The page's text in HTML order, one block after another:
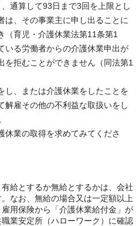
通算して93日まで3回を上限とし
は、その事業主に申し出ることに
（育児・介護休業法第11条第1
いる労働者からの介護休業申出が
を拒むことができません（同法第1
し、または介護休業をしたことを
解雇その他の不利益な取扱いをし
休業の取得を求めてみてくださ
給とするか無給とするかは、会社
なお、無給の場合又は一定額以上
用保険から「介護休業給付金」が
業安定所（ハローワーク）に確認